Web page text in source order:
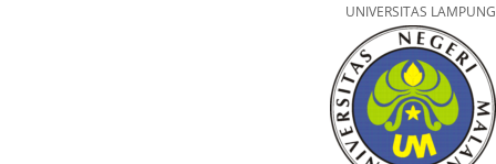
UNIVERSITAS LAMPUNG